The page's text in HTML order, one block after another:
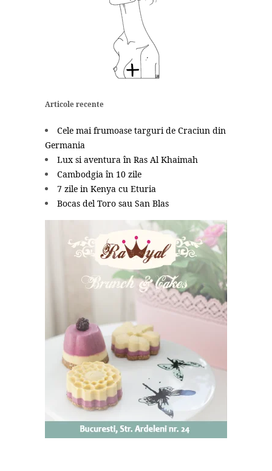
Articole recente
Cele mai frumoase targuri de Craciun din
Germania
Lux si aventura în Ras Al Khaimah
Cambodgia în 10 zile
7 zile in Kenya cu Eturia
Bocas del Toro sau San Blas